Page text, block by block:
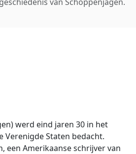
werd eind jaren 30 in het
Verenigde Staten bedacht.
een Amerikaanse schrijver van